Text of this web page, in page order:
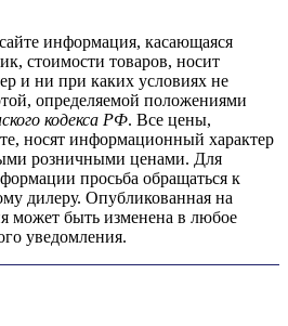
информация, касающаяся
стоимости товаров, носит
и ни при каких условиях не
определяемой положениями
кодекса РФ. Все цены,
носят информационный характер
розничными ценами. Для
просьба обращаться к
дилеру. Опубликованная на
может быть изменена в любое
уведомления.